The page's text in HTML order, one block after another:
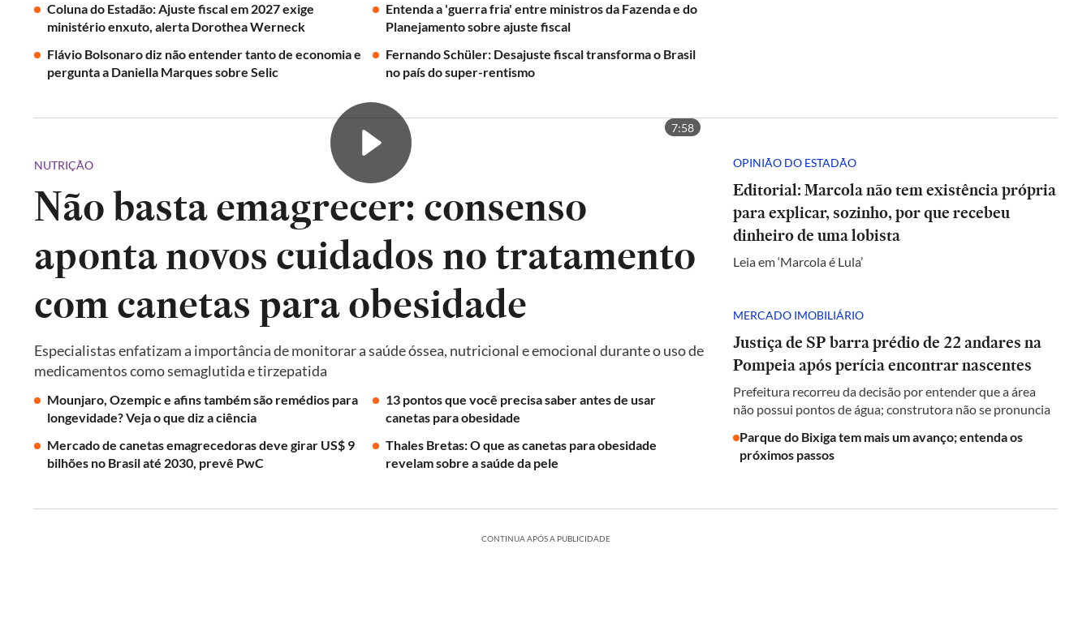
Coluna do Estadão: Ajuste fiscal em 2027 exige
ministério enxuto, alerta Dorothea Werneck
Entenda a 'guerra fria' entre ministros da Fazenda e do
Planejamento sobre ajuste fiscal
Flávio Bolsonaro diz não entender tanto de economia e
pergunta a Daniella Marques sobre Selic
Fernando Schüler: Desajuste fiscal transforma o Brasil
no país do super-rentismo
7:58
NUTRIÇÃO
Não basta emagrecer: consenso
aponta novos cuidados no tratamento
com canetas para obesidade
Especialistas enfatizam a importância de monitorar a saúde óssea, nutricional e emocional durante o uso de
medicamentos como semaglutida e tirzepatida
Mounjaro, Ozempic e afins também são remédios para
longevidade? Veja o que diz a ciência
13 pontos que você precisa saber antes de usar
canetas para obesidade
Mercado de canetas emagrecedoras deve girar US$ 9
bilhões no Brasil até 2030, prevê PwC
Thales Bretas: O que as canetas para obesidade
revelam sobre a saúde da pele
OPINIÃO DO ESTADÃO
Editorial: Marcola não tem existência própria
para explicar, sozinho, por que recebeu
dinheiro de uma lobista
Leia em ‘Marcola é Lula’
MERCADO IMOBILIÁRIO
Justiça de SP barra prédio de 22 andares na
Pompeia após perícia encontrar nascentes
Prefeitura recorreu da decisão por entender que a área
não possui pontos de água; construtora não se pronuncia
Parque do Bixiga tem mais um avanço; entenda os
próximos passos
CONTINUA APÓS A PUBLICIDADE